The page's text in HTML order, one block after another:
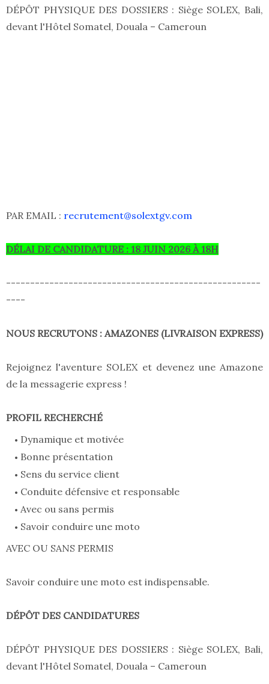
DÉPÔT PHYSIQUE DES DOSSIERS : Siège SOLEX, Bali,
devant l'Hôtel Somatel, Douala – Cameroun
PAR EMAIL : recrutement@solextgv.com
DÉLAI DE CANDIDATURE : 18 JUIN 2026 À 18H
-----------------------------------------------------
----
NOUS RECRUTONS : AMAZONES (LIVRAISON EXPRESS)
Rejoignez l'aventure SOLEX et devenez une Amazone
de la messagerie express !
PROFIL RECHERCHÉ
Dynamique et motivée
Bonne présentation
Sens du service client
Conduite défensive et responsable
Avec ou sans permis
Savoir conduire une moto
AVEC OU SANS PERMIS
Savoir conduire une moto est indispensable.
DÉPÔT DES CANDIDATURES
DÉPÔT PHYSIQUE DES DOSSIERS : Siège SOLEX, Bali,
devant l'Hôtel Somatel, Douala – Cameroun